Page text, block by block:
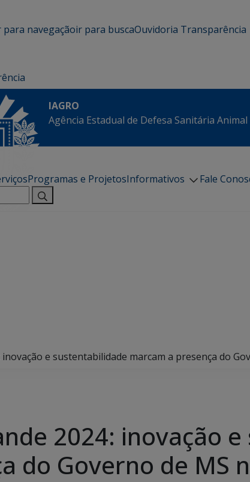
para navegaçãoir para buscaOuvidoria Transparência
IAGRO
Agência Estadual de Defesa Sanitária
Programas e ProjetosInformativos Fale
e sustentabilidade marcam a presença do
2024: inovação
do Governo de MS